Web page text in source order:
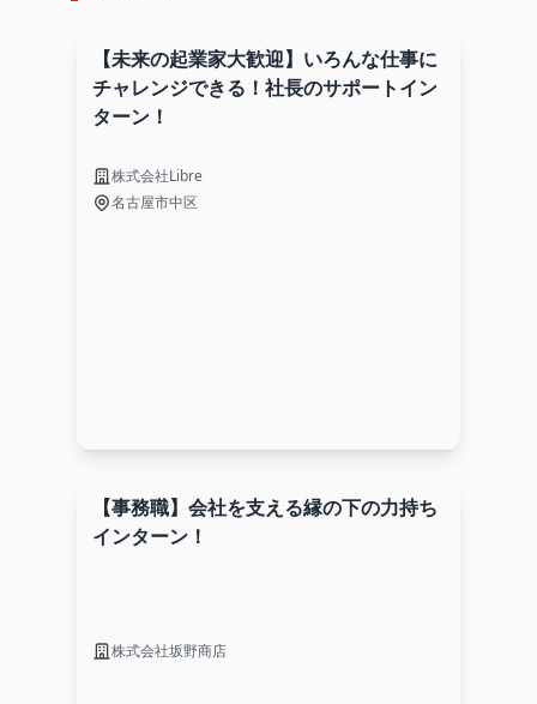
【未来の起業家大歓迎】いろんな仕事に
チャレンジできる！社長のサポートイン
ターン！
株式会社Libre
名古屋市中区
【事務職】会社を支える縁の下の力持ち
インターン！
株式会社坂野商店